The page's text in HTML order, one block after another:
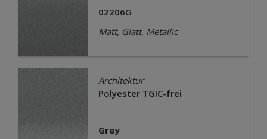
02206G
Matt, Glatt, Metallic
Architektur
Polyester TGIC-frei
Grey